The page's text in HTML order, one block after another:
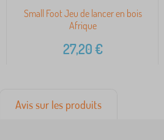
Small Foot Jeu de lancer en bois
Afrique
27,20€
Avis sur les produits